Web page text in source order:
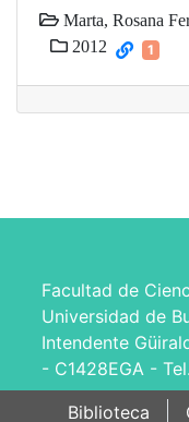
Marta, Rosana
2012 1
Facultad de
Universidad de
Intendente
- C1428EGA -
Biblioteca